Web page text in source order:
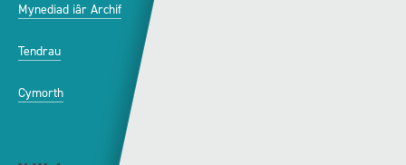
Mynediad iâr Archif
Tendrau
Cymorth